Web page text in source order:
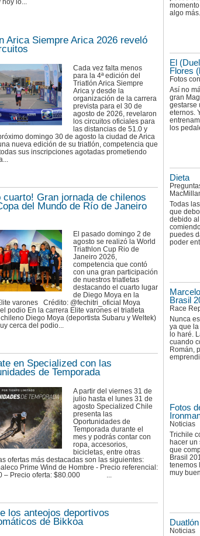
algo
El
Flores
Fotos
Así no
gran
gestarse
eternos.
los
Dieta
Todas
que
debido
puedes
poder
Brasil
Race
Nunca
ya que
lo haré.
cuando
Román,
Fotos
Noticias
Trichile
hacer un
que
Brasil
tenemos
muy
Noticias
hoy lo...
Arica Siempre Arica 2026 reveló
Cada vez falta menos
para la 4ª edición del
Triatlón Arica Siempre
Arica y desde la
organización de la carrera
prevista para el 30 de
agosto de 2026, revelaron
los circuitos oficiales para
las distancias de 51.0 y
domingo 30 de agosto la ciudad de Arica
nueva edición de su triatlón, competencia que
sus inscripciones agotadas prometiendo
cuarto! Gran jornada de chilenos
del Mundo de Río de Janeiro
El pasado domingo 2 de
agosto se realizó la World
Triathlon Cup Rio de
Janeiro 2026,
competencia que contó
con una gran participación
de nuestros triatletas
destacando el cuarto lugar
de Diego Moya en la
varones Crédito: @fechitri_oficial Moya
podio En la carrera Elite varones el triatleta
Diego Moya (deportista Subaru y Weltek)
cerca del podio...
en Specialized con las
de Temporada
A partir del viernes 31 de
julio hasta el lunes 31 de
agosto Specialized Chile
presenta las
Oportunidades de
Temporada durante el
mes y podrás contar con
ropa, accesorios,
bicicletas, entre otras
ofertas más destacadas son las siguientes:
Prime Wind de Hombre - Precio referencial:
– Precio oferta: $80.000 ...
los anteojos deportivos
de Bikkoa